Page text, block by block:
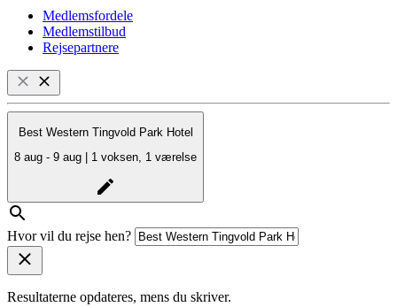
Medlemsfordele
Medlemstilbud
Rejsepartnere
Best Western Tingvold Park Hotel
8 aug - 9 aug | 1 voksen, 1 værelse
Hvor vil du rejse hen?
Resultaterne opdateres, mens du skriver.